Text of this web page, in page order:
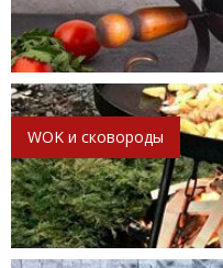
WOK и сковороды